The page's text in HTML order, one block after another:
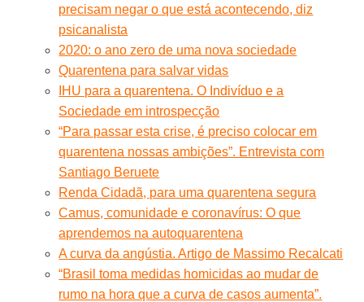
precisam negar o que está acontecendo, diz
psicanalista
2020: o ano zero de uma nova sociedade
Quarentena para salvar vidas
IHU para a quarentena. O Indivíduo e a
Sociedade em introspecção
“Para passar esta crise, é preciso colocar em
quarentena nossas ambições”. Entrevista com
Santiago Beruete
Renda Cidadã, para uma quarentena segura
Camus, comunidade e coronavírus: O que
aprendemos na autoquarentena
A curva da angústia. Artigo de Massimo Recalcati
“Brasil toma medidas homicidas ao mudar de
rumo na hora que a curva de casos aumenta”.